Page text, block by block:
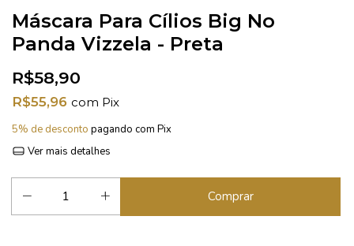
Máscara Para Cílios Big No
Panda Vizzela - Preta
R$58,90
R$55,96 com Pix
5% de desconto pagando com Pix
Ver mais detalhes